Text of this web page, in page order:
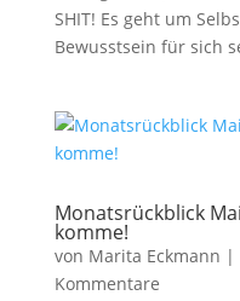
SHIT! Es geht um
Bewusstsein für sich
Monatsrückblick
komme!
von Marita Eckmann |
Kommentare